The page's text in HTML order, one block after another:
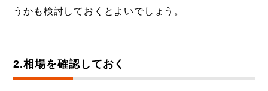
うかも検討しておくとよいでしょう。
2.相場を確認しておく